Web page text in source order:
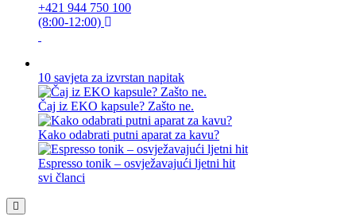
+421 944 750 100
(8:00-12:00)
10 savjeta za izvrstan napitak
Čaj iz EKO kapsule? Zašto ne.
Kako odabrati putni aparat za kavu?
Espresso tonik – osvježavajući ljetni hit
svi članci